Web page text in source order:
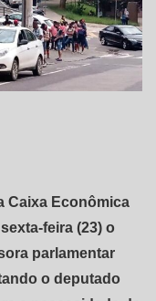
Caixa Econômica
feira (23) o
parlamentar
o deputado